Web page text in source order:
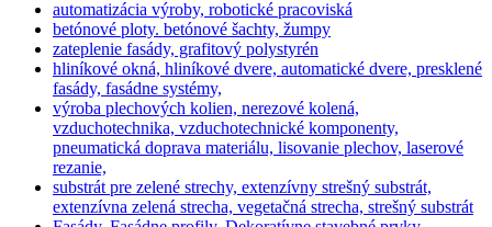
automatizácia výroby, robotické pracoviská
betónové ploty. betónové šachty, žumpy
zateplenie fasády, grafitový polystyrén
hliníkové okná, hliníkové dvere, automatické dvere, presklené
fasády, fasádne systémy,
výroba plechových kolien, nerezové kolená,
vzduchotechnika, vzduchotechnické komponenty,
pneumatická doprava materiálu, lisovanie plechov, laserové
rezanie,
substrát pre zelené strechy, extenzívny strešný substrát,
extenzívna zelená strecha, vegetačná strecha, strešný substrát